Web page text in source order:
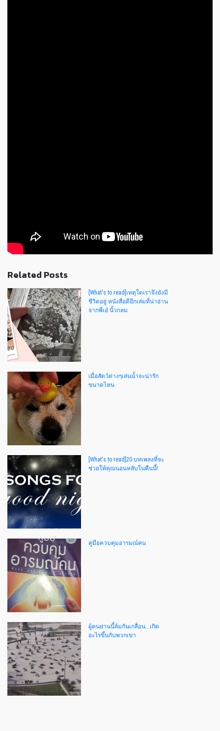
Related Posts
[What's to read]เหตุใดเราจึงยังมี
ชีวิตอยู่ หนังสือดีอีกเล่มที่น่าอ่าน
จากพี่เอ๋ นิ้วกลม
เมื่อสัตว์ต่างๆเล่นน้ำจะน่ารัก
ขนาดไหน
[What's to read]20 บทเพลงที่จะ
ช่วยให้คุณนอนหลับในคืนนี้!
คู่มือควบคุมอารมณ์คน
ผู้คนย่านนี้ล้มกันเกลื่อน...เกิด
อะไรขึ้นกับพวกเขา